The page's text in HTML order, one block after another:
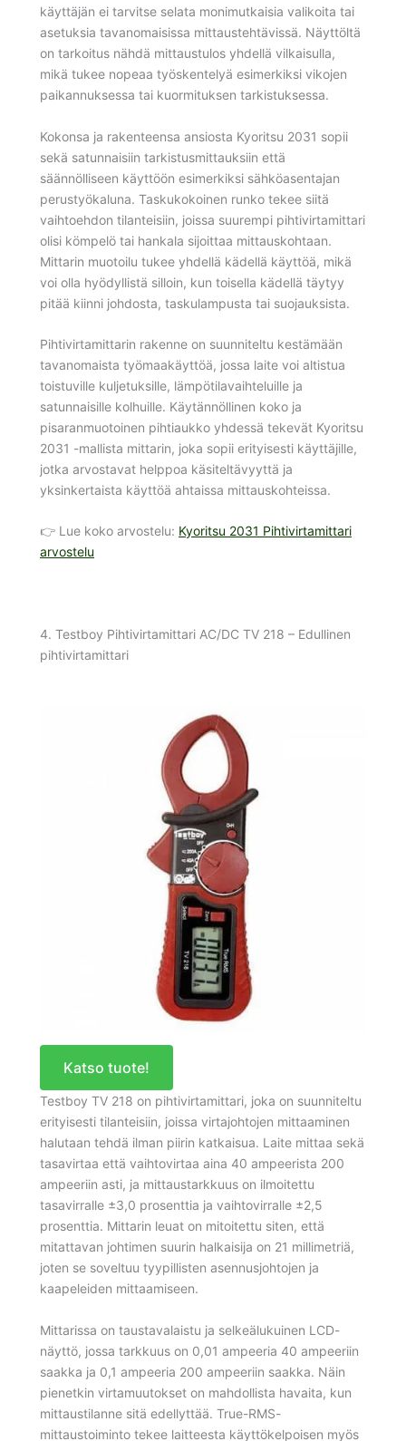
käyttäjän ei tarvitse selata monimutkaisia valikoita tai
asetuksia tavanomaisissa mittaustehtävissä. Näyttöltä
on tarkoitus nähdä mittaustulos yhdellä vilkaisulla,
mikä tukee nopeaa työskentelyä esimerkiksi vikojen
paikannuksessa tai kuormituksen tarkistuksessa.
Kokonsa ja rakenteensa ansiosta Kyoritsu 2031 sopii
sekä satunnaisiin tarkistusmittauksiin että
säännölliseen käyttöön esimerkiksi sähköasentajan
perustyökaluna. Taskukokoinen runko tekee siitä
vaihtoehdon tilanteisiin, joissa suurempi pihtivirtamittari
olisi kömpelö tai hankala sijoittaa mittauskohtaan.
Mittarin muotoilu tukee yhdellä kädellä käyttöä, mikä
voi olla hyödyllistä silloin, kun toisella kädellä täytyy
pitää kiinni johdosta, taskulampusta tai suojauksista.
Pihtivirtamittarin rakenne on suunniteltu kestämään
tavanomaista työmaakäyttöä, jossa laite voi altistua
toistuville kuljetuksille, lämpötilavaihteluille ja
satunnaisille kolhuille. Käytännöllinen koko ja
pisaranmuotoinen pihtiaukko yhdessä tekevät Kyoritsu
2031 -mallista mittarin, joka sopii erityisesti käyttäjille,
jotka arvostavat helppoa käsiteltävyyttä ja
yksinkertaista käyttöä ahtaissa mittauskohteissa.
👉 Lue koko arvostelu: Kyoritsu 2031 Pihtivirtamittari
arvostelu
4. Testboy Pihtivirtamittari AC/DC TV 218 – Edullinen
pihtivirtamittari
Katso tuote!
Testboy TV 218 on pihtivirtamittari, joka on suunniteltu
erityisesti tilanteisiin, joissa virtajohtojen mittaaminen
halutaan tehdä ilman piirin katkaisua. Laite mittaa sekä
tasavirtaa että vaihtovirtaa aina 40 ampeerista 200
ampeeriin asti, ja mittaustarkkuus on ilmoitettu
tasavirralle ±3,0 prosenttia ja vaihtovirralle ±2,5
prosenttia. Mittarin leuat on mitoitettu siten, että
mitattavan johtimen suurin halkaisija on 21 millimetriä,
joten se soveltuu tyypillisten asennusjohtojen ja
kaapeleiden mittaamiseen.
Mittarissa on taustavalaistu ja selkeälukuinen LCD-
näyttö, jossa tarkkuus on 0,01 ampeeria 40 ampeeriin
saakka ja 0,1 ampeeria 200 ampeeriin saakka. Näin
pienetkin virtamuutokset on mahdollista havaita, kun
mittaustilanne sitä edellyttää. True-RMS-
mittaustoiminto tekee laitteesta käyttökelpoisen myös